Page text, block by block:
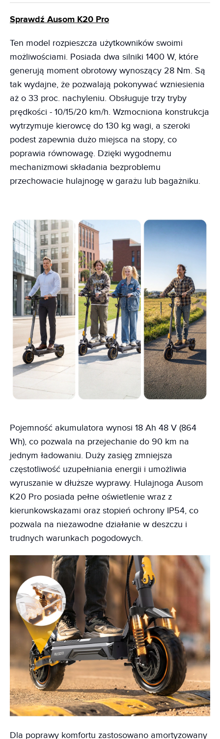
Sprawdź Ausom K20 Pro
Ten model rozpieszcza użytkowników swoimi
możliwościami. Posiada dwa silniki 1400 W, które
generują moment obrotowy wynoszący 28 Nm. Są
tak wydajne, że pozwalają pokonywać wzniesienia
aż o 33 proc. nachyleniu. Obsługuje trzy tryby
prędkości - 10/15/20 km/h. Wzmocniona konstrukcja
wytrzymuje kierowcę do 130 kg wagi, a szeroki
podest zapewnia dużo miejsca na stopy, co
poprawia równowagę. Dzięki wygodnemu
mechanizmowi składania bezproblemu
przechowacie hulajnogę w garażu lub bagażniku.
Pojemność akumulatora wynosi 18 Ah 48 V (864
Wh), co pozwala na przejechanie do 90 km na
jednym ładowaniu. Duży zasięg zmniejsza
częstotliwość uzupełniania energii i umożliwia
wyruszanie w dłuższe wyprawy. Hulajnoga Ausom
K20 Pro posiada pełne oświetlenie wraz z
kierunkowskazami oraz stopień ochrony IP54, co
pozwala na niezawodne działanie w deszczu i
trudnych warunkach pogodowych.
Dla poprawy komfortu zastosowano amortyzowany